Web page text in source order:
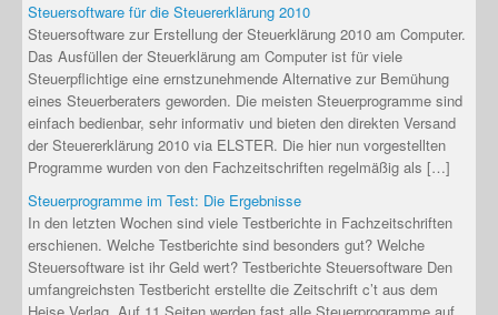
Steuersoftware für die Steuererklärung 2010
Steuersoftware zur Erstellung der Steuerklärung 2010 am Computer.
Das Ausfüllen der Steuerklärung am Computer ist für viele
Steuerpflichtige eine ernstzunehmende Alternative zur Bemühung
eines Steuerberaters geworden. Die meisten Steuerprogramme sind
einfach bedienbar, sehr informativ und bieten den direkten Versand
der Steuererklärung 2010 via ELSTER. Die hier nun vorgestellten
Programme wurden von den Fachzeitschriften regelmäßig als […]
Steuerprogramme im Test: Die Ergebnisse
In den letzten Wochen sind viele Testberichte in Fachzeitschriften
erschienen. Welche Testberichte sind besonders gut? Welche
Steuersoftware ist ihr Geld wert? Testberichte Steuersoftware Den
umfangreichsten Testbericht erstellte die Zeitschrift c’t aus dem